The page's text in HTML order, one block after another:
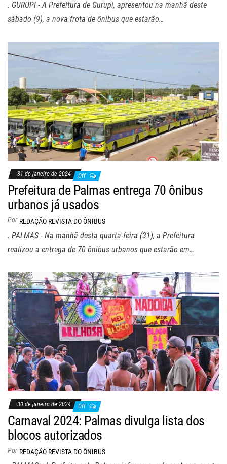
. GURUPI - A Prefeitura de Gurupi, apresentou na manhã deste
sábado (9), a nova frota de ônibus que estarão…
31 de janeiro de 2024 Off
Prefeitura de Palmas entrega 70 ônibus
urbanos já usados
Por REDAÇÃO REVISTA DO ÔNIBUS
. PALMAS - Na manhã desta quarta-feira (31), a Prefeitura
realizou a entrega de 70 ônibus urbanos que estarão em…
30 de janeiro de 2024 Off
Carnaval 2024: Palmas divulga lista dos
blocos autorizados
Por REDAÇÃO REVISTA DO ÔNIBUS